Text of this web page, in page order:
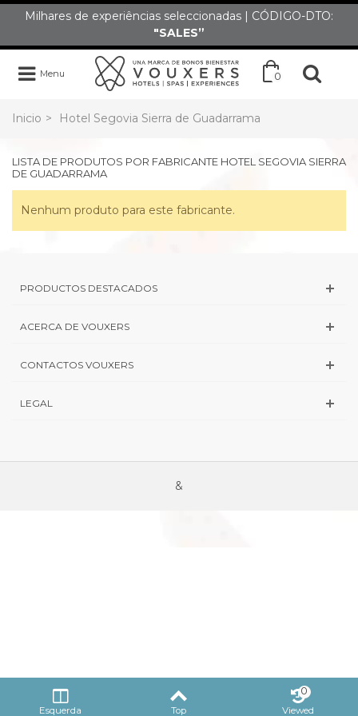
Milhares de experiências seleccionadas | CÓDIGO-DTO:
"SALES”
Menu 0
Inicio > Hotel Segovia Sierra de Guadarrama
LISTA DE PRODUTOS POR FABRICANTE HOTEL SEGOVIA SIERRA
DE GUADARRAMA
Nenhum produto para este fabricante.
PRODUCTOS DESTACADOS
ACERCA DE VOUXERS
CONTACTOS VOUXERS
LEGAL
&
Esquerda Top Viewed
0